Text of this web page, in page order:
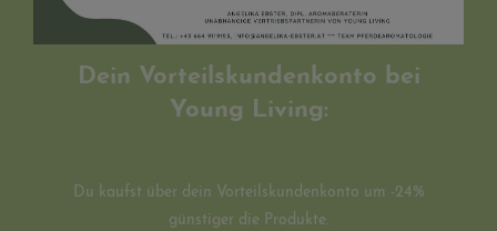
Dein Vorteilskundenkonto bei
Young Living:
Du kaufst über dein Vorteilskundenkonto um -24%
günstiger die Produkte.